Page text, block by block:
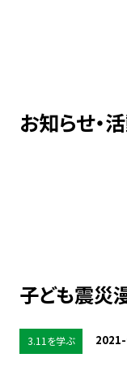
お知らせ・
子ども震災
3.11を学ぶ